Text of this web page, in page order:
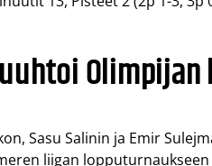
Sasu Salinin ja Emir
liigan